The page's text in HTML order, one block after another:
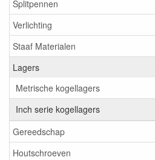
Splitpennen
Verlichting
Staaf Materialen
Lagers
Metrische kogellagers
Inch serie kogellagers
Gereedschap
Houtschroeven